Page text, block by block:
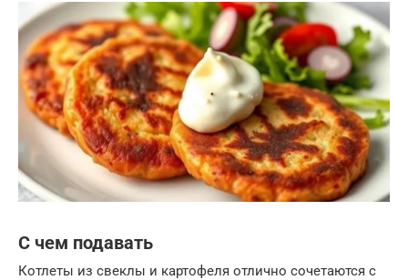
С чем подавать
Котлеты из свеклы и картофеля отлично сочетаются с